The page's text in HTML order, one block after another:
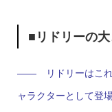
■リドリーの
—— リドリーはこれ
ャラクターとして登